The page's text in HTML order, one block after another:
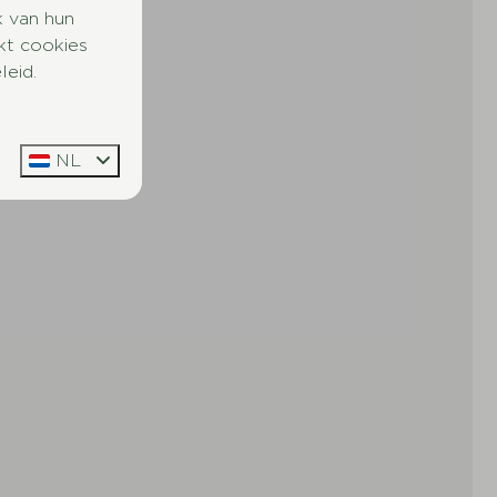
hun
cookies
NL